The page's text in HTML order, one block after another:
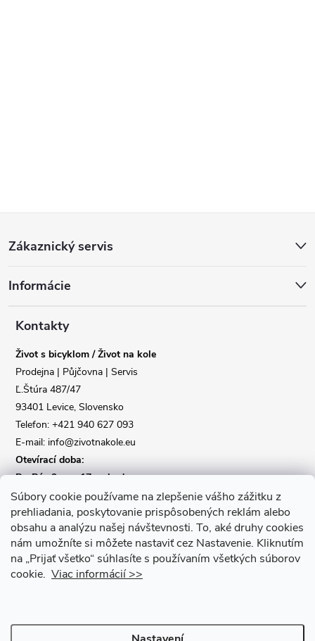
Súbory cookie používame na zlepšenie vášho zážitku z
prehliadania, poskytovanie prispôsobených reklám alebo
obsahu a analýzu našej návštevnosti. To, aké druhy cookies
nám umožníte si môžete nastaviť cez Nastavenie. Kliknutím
na „Prijať všetko“ súhlasíte s používaním všetkých súborov
cookie. Viac informácií >>
p
Zákaznický servis
Informácie
Kontakty
Život s bicyklom / Život na kole
Prodejna | Půjčovna | Servis
Ľ.Štúra 487/47
93401 Levice, Slovensko
Telefon: +421 940 627 093
E-mail: info@zivotnakole.eu
Otevírací doba:
Po-Pá : 9,oo - 17,oo hod
So : 9,oo - 12,oo | Ne : Zavřeno
Kontaktní formulář